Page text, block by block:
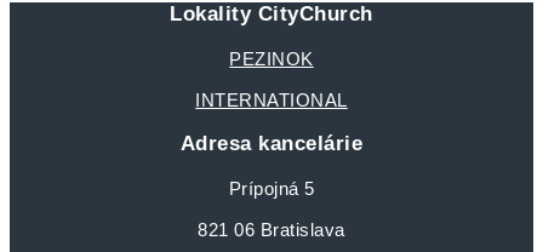
Lokality CityChurch
PEZINOK
INTERNATIONAL
Adresa kancelárie
Prípojná 5
821 06 Bratislava